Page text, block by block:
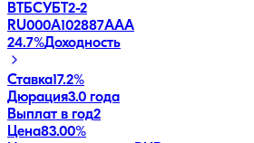
ВТБСУБТ2-2
RU000A102887AAA
24.7%Доходность
Ставка17.2%
Дюрация3.0 года
Выплат в год2
Цена83.00%